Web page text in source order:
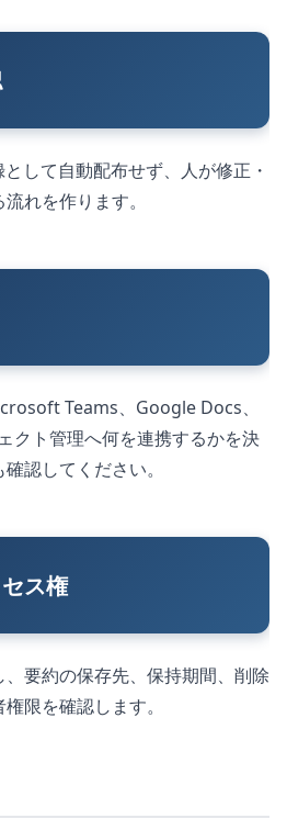
して自動配布せず、人が修正・
れを作ります。
Teams、Google Docs、
クト管理へ何を連携するかを決
認してください。
ス権
要約の保存先、保持期間、削除
限を確認します。